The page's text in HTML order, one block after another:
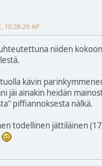
10:28:29 AP
niiden
kävin
jäi ainakin heidän
piffiannoksesta nälkä.
todellinen jättiläinen